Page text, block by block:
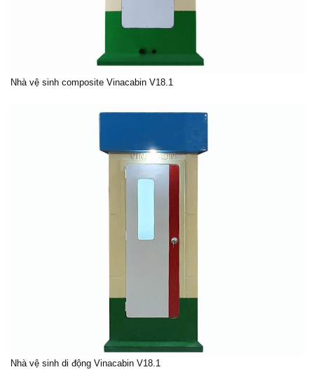
Nhà vệ sinh composite Vinacabin V18.1
Nhà vệ sinh di động Vinacabin V18.1